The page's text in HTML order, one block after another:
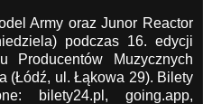
Army oraz Junor Reactor
podczas 16. edycji
Producentów Muzycznych
(Łódź, ul. Łąkowa 29). Bilety
bilety24.pl , going.app,